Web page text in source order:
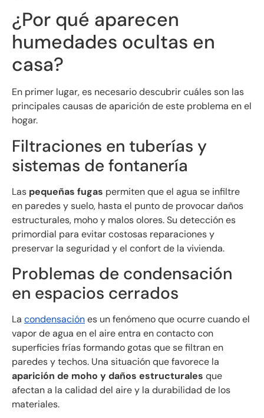
¿Por qué aparecen
humedades ocultas en
casa?
En primer lugar, es necesario descubrir cuáles son las
principales causas de aparición de este problema en el
hogar.
Filtraciones en tuberías y
sistemas de fontanería
Las pequeñas fugas permiten que el agua se infiltre
en paredes y suelo, hasta el punto de provocar daños
estructurales, moho y malos olores. Su detección es
primordial para evitar costosas reparaciones y
preservar la seguridad y el confort de la vivienda.
Problemas de condensación
en espacios cerrados
La condensaciónes un fenómeno que ocurre cuando el
vapor de agua en el aire entra en contacto con
superficies frías formando gotas que se filtran en
paredes y techos. Una situación que favorece la
aparición de moho y daños estructurales que
afectan a la calidad del aire y la durabilidad de los
materiales.